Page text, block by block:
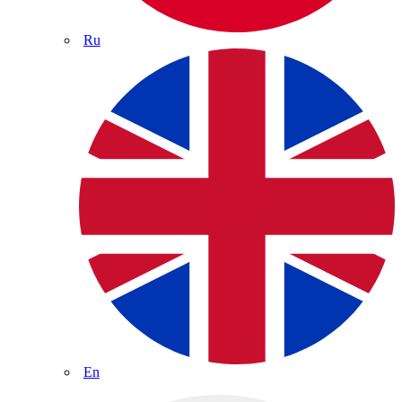
Ru
En